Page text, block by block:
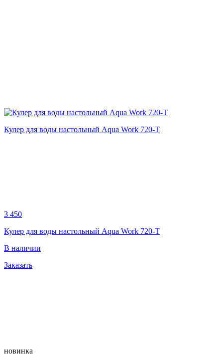
Кулер для воды настольный Aqua Work 720-T
3 450
Кулер для воды настольный Aqua Work 720-T
В наличии
Заказать
новинка